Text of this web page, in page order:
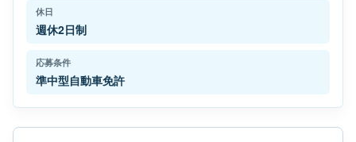
休日
週休2日制
応募条件
準中型自動車免許